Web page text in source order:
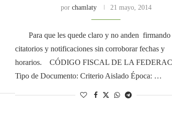
por chamlaty 21 mayo, 2014
Para que les quede claro y no anden firmando
citatorios y notificaciones sin corroborar fechas y
horarios. CÓDIGO FISCAL DE LA
Tipo de Documento: Criterio Aislado Época: …